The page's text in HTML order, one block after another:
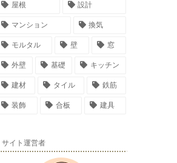
屋根 設計
マンション 換気
モルタル 壁 窓
外壁 基礎 キッチン
建材 タイル 鉄筋
装飾 合板 建具
サイト運営者